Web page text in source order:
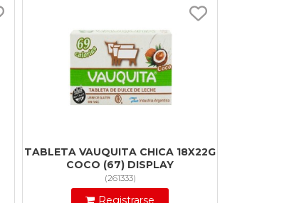
TABLETA VAUQUITA CHICA 18X22G
COCO (67) DISPLAY
(261333)
Registrarse